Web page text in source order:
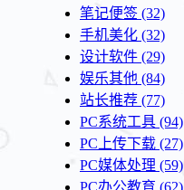
笔记便签 (32)
手机美化 (32)
设计软件 (29)
娱乐其他 (84)
站长推荐 (77)
PC系统工具 (94)
PC上传下载 (27)
PC媒体处理 (59)
PC办公教育 (62)